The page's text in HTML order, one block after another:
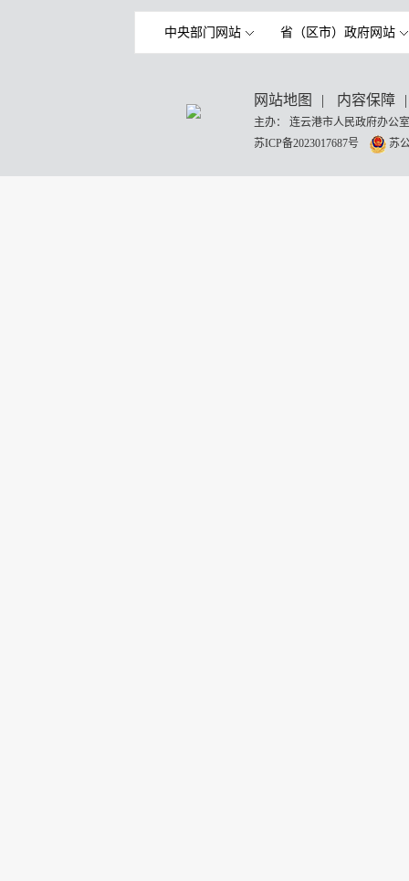
中央部门网站 省（区市）政府网站
网站地图 | 内容保障 |
主办： 连云港市人民政府办
苏ICP备2023017687号
苏